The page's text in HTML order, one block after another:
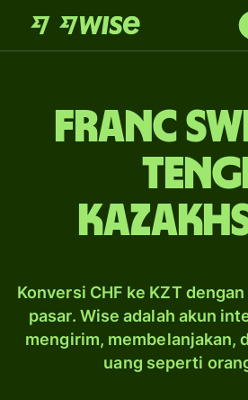
franc
Konversi CHF ke KZT
pasar. Wise adalah akun
mengirim, membelanjakan,
uang seperti